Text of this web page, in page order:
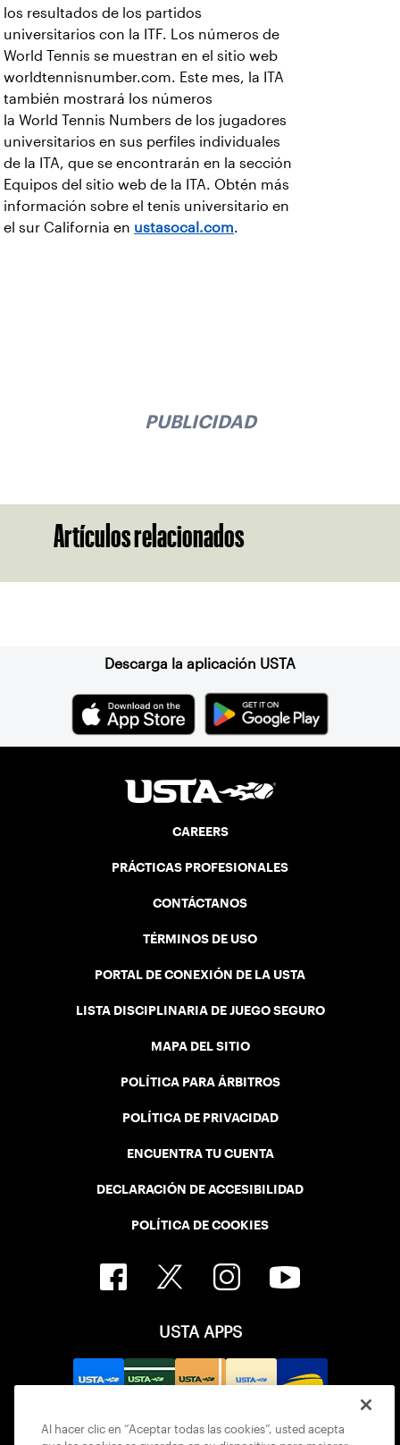
los resultados de los partidos
universitarios con la ITF. Los números de
World Tennis se muestran en el sitio web
worldtennisnumber.com. Este mes, la ITA
también mostrará los números
la World Tennis Numbers de los jugadores
universitarios en sus perfiles individuales
de la ITA, que se encontrarán en la sección
Equipos del sitio web de la ITA. Obtén más
información sobre el tenis universitario en
el sur California en ustasocal.com.
PUBLICIDAD
Artículos relacionados
Descarga la aplicación USTA
CAREERS
PRÁCTICAS PROFESIONALES
CONTÁCTANOS
TÉRMINOS DE USO
PORTAL DE CONEXIÓN DE LA USTA
LISTA DISCIPLINARIA DE JUEGO SEGURO
MAPA DEL SITIO
POLÍTICA PARA ÁRBITROS
POLÍTICA DE PRIVACIDAD
ENCUENTRA TU CUENTA
DECLARACIÓN DE ACCESIBILIDAD
POLÍTICA DE COOKIES
USTA APPS
Al hacer clic en “Aceptar todas las cookies”, usted acepta